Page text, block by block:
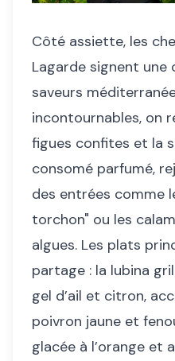
Côté assiette, les
Lagarde signent
saveurs
incontournables, on
figues confites et la
consomé parfumé,
des entrées comme
torchon" ou les
algues. Les plats
partage : la lubina
gel d’ail et citron,
poivron jaune et
glacée à l’orange et